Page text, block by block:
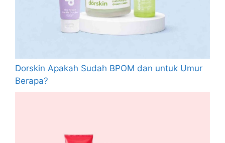
Dorskin Apakah Sudah BPOM dan untuk Umur
Berapa?